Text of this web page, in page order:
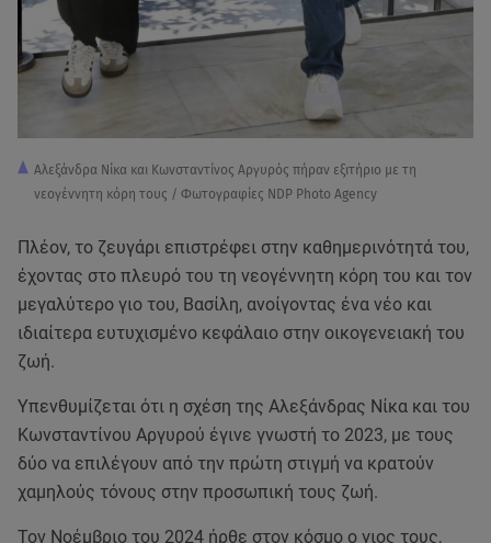
Αλεξάνδρα Νίκα και Κωνσταντίνος Αργυρός πήραν εξιτήριο με τη
νεογέννητη κόρη τους / Φωτογραφίες NDP Photo Agency
Πλέον, το ζευγάρι επιστρέφει στην καθημερινότητά του,
έχοντας στο πλευρό του τη νεογέννητη κόρη του και τον
μεγαλύτερο γιο του, Βασίλη, ανοίγοντας ένα νέο και
ιδιαίτερα ευτυχισμένο κεφάλαιο στην οικογενειακή του
ζωή.
Υπενθυμίζεται ότι η σχέση της Αλεξάνδρας Νίκα και του
Κωνσταντίνου Αργυρού έγινε γνωστή το 2023, με τους
δύο να επιλέγουν από την πρώτη στιγμή να κρατούν
χαμηλούς τόνους στην προσωπική τους ζωή.
Τον Νοέμβριο του 2024 ήρθε στον κόσμο ο γιος τους,